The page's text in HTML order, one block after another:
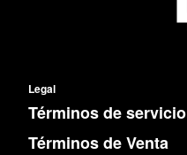
Legal
Términos de servicio
Términos de Venta